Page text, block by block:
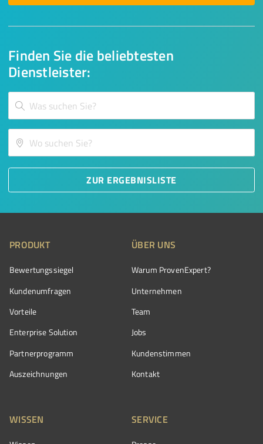
Finden Sie die beliebtesten
Dienstleister:
ZUR ERGEBNISLISTE
PRODUKT
Bewertungssiegel
Kundenumfragen
Vorteile
Enterprise Solution
Partnerprogramm
Auszeichnungen
ÜBER UNS
Warum ProvenExpert?
Unternehmen
Team
Jobs
Kundenstimmen
Kontakt
WISSEN SERVICE